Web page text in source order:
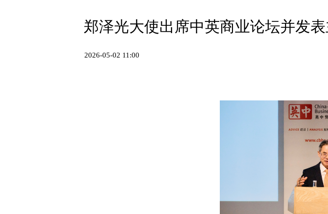
郑泽光大使出席中英商业论坛并发
2026-05-02 11:00